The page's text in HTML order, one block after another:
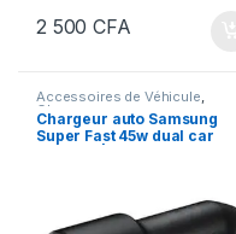
2 500CFA
Accessoires de Véhicule,
Chargeurs
Chargeur auto Samsung
Super Fast 45w dual car